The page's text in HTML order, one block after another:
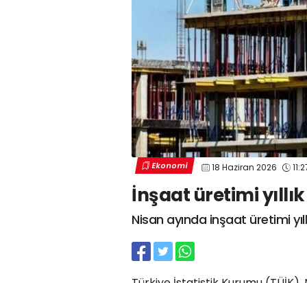
Ekonomi 18 Haziran 2026
İnşaat üretimi yıllık
Nisan ayında inşaat üretimi